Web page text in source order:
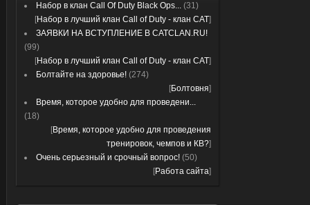
Набор в клан Call Of Duty Black Ops... (31)
[Набор в лучший клан Call of Duty - клан CAT]
ЗАЯВКИ НА ВСТУПЛЕНИЕ В CATCLAN.RU!
(99)
[Набор в лучший клан Call of Duty - клан CAT]
Болтайте на здоровье! (274)
[Болтовня]
Время, которое удобно для проведени...
(18)
[Время, которое удобно для проведения
тренировок, чемпов и КВ?]
Очень серьезный и срочный вопрос! (50)
[Работа сайта]